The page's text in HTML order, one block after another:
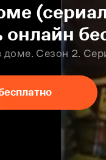
онлайн
доме. Сезон 2.